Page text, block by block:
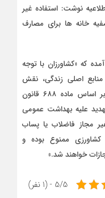
نوشت: استفاده غیر
خانه ها برای مصارف
که «کشاورزان با توجه
اصلی زندگی، نقش
مهمی در سلامتی انسان دارد، بر اساس ماده ۶۸۸ قانون
علیه بهداشت عمومی
مجاز فاضلاب یا پساب
ممنوع بوده و
خواهند شد.»
5/5 - (1 نفر)